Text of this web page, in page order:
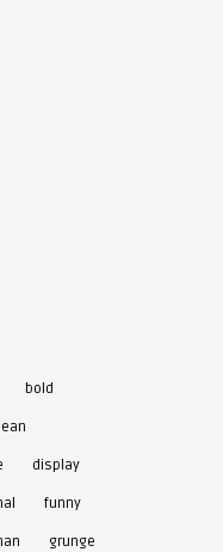
bold
display
funny
grunge